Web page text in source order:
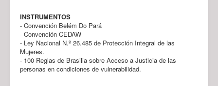
INSTRUMENTOS
- Convención Belém Do Pará
- Convención CEDAW
- Ley Nacional N.º 26.485 de Protección Integral de las
Mujeres.
- 100 Reglas de Brasilia sobre Acceso a Justicia de las
personas en condiciones de vulnerabilidad.